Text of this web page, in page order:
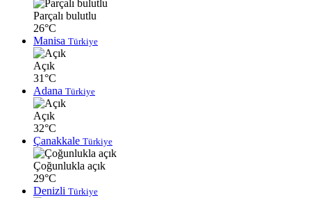
Parçalı bulutlu
26°C
Manisa Türkiye
Açık
31°C
Adana Türkiye
Açık
32°C
Çanakkale Türkiye
Çoğunlukla açık
29°C
Denizli Türkiye